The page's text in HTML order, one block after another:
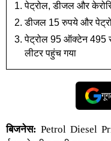
पेट्रोल, डीजल और
डीजल 15 रुपये और
पेट्रोल 95 ऑक्टेन 495
लीटर पहुंच गया
बिजनेस: Petrol Diesel